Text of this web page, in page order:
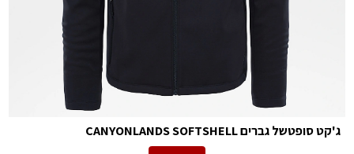
ג'קט סופטשל גברים CANYONLANDS SOFTSHELL